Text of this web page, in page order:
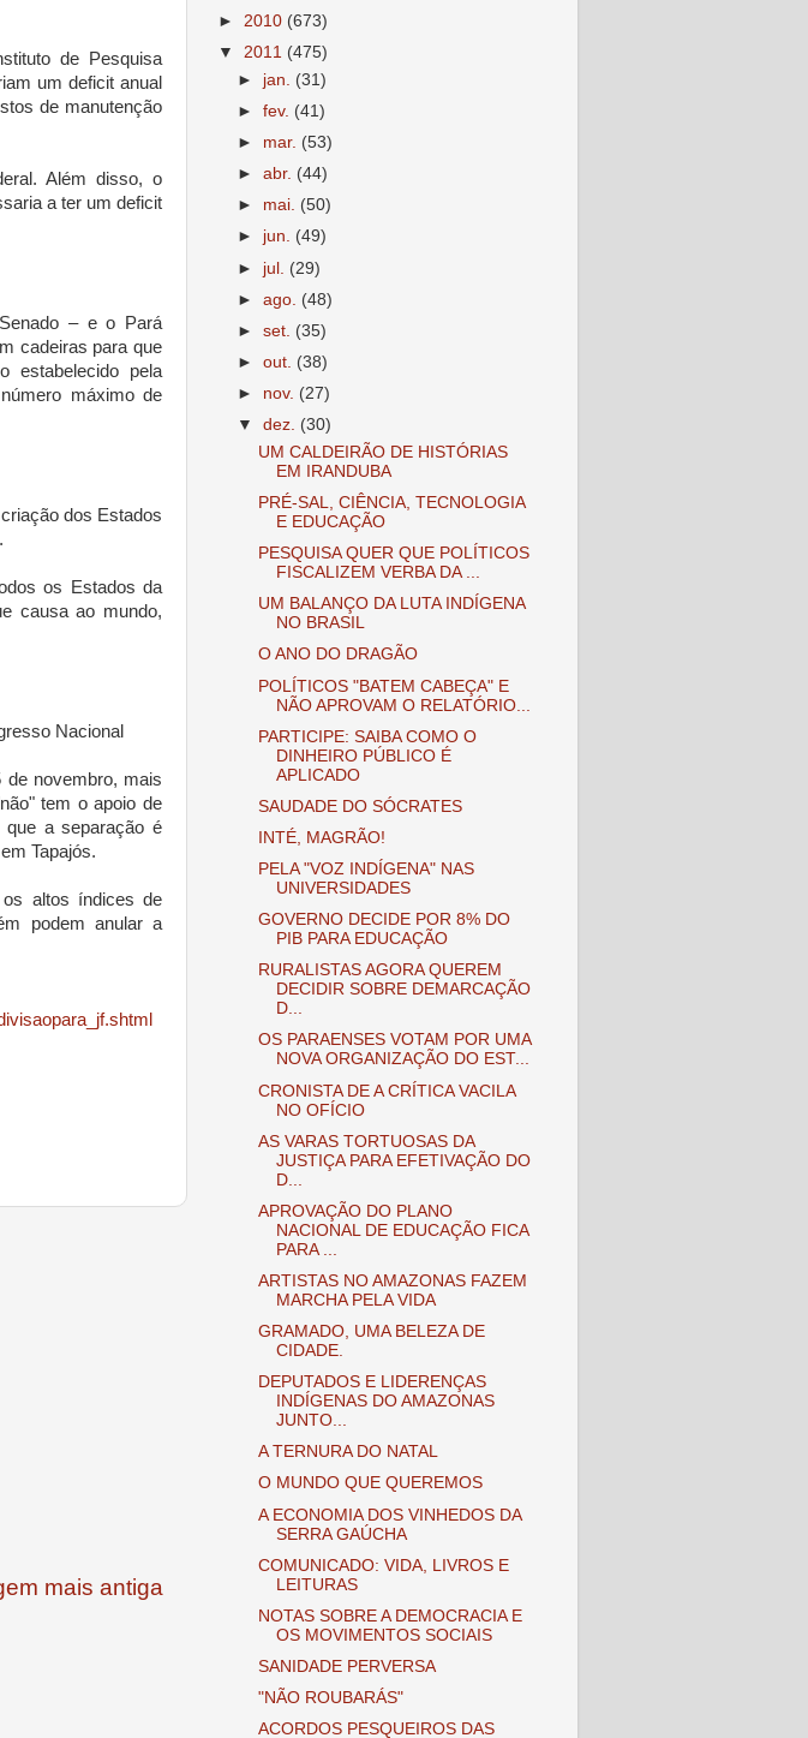
de Pesquisa
um deficit anual
de manutenção
Além disso, o
a ter um deficit
– e o Pará
cadeiras para que
estabelecido pela
máximo de
dos Estados
os Estados da
causa ao mundo,
Nacional
de novembro, mais
tem o apoio de
a separação é
Tapajós.
os altos índices de
podem anular a
mais antiga
► 2010 (673)
▼ 2011 (475)
► jan. (31)
►fev. (41)
► mar. (53)
►abr. (44)
► mai. (50)
► jun. (49)
► jul. (29)
►ago. (48)
►set. (35)
►out. (38)
► nov. (27)
▼dez. (30)
UM CALDEIRÃO DE HISTÓRIAS
EM IRANDUBA
PRÉ-SAL, CIÊNCIA, TECNOLOGIA
E EDUCAÇÃO
PESQUISA QUER QUE POLÍTICOS
FISCALIZEM VERBA DA ...
UM BALANÇO DA LUTA INDÍGENA
NO BRASIL
O ANO DO DRAGÃO
POLÍTICOS "BATEM CABEÇA" E
NÃO APROVAM O RELATÓRIO...
PARTICIPE: SAIBA COMO O
DINHEIRO PÚBLICO É
APLICADO
SAUDADE DO SÓCRATES
INTÉ, MAGRÃO!
PELA "VOZ INDÍGENA" NAS
UNIVERSIDADES
GOVERNO DECIDE POR 8% DO
PIB PARA EDUCAÇÃO
RURALISTAS AGORA QUEREM
DECIDIR SOBRE DEMARCAÇÃO
D...
OS PARAENSES VOTAM POR UMA
NOVA ORGANIZAÇÃO DO EST...
CRONISTA DE A CRÍTICA VACILA
NO OFÍCIO
AS VARAS TORTUOSAS DA
JUSTIÇA PARA EFETIVAÇÃO DO
D...
APROVAÇÃO DO PLANO
NACIONAL DE EDUCAÇÃO FICA
PARA ...
ARTISTAS NO AMAZONAS FAZEM
MARCHA PELA VIDA
GRAMADO, UMA BELEZA DE
CIDADE.
DEPUTADOS E LIDERENÇAS
INDÍGENAS DO AMAZONAS
JUNTO...
A TERNURA DO NATAL
O MUNDO QUE QUEREMOS
A ECONOMIA DOS VINHEDOS DA
SERRA GAÚCHA
COMUNICADO: VIDA, LIVROS E
LEITURAS
NOTAS SOBRE A DEMOCRACIA E
OS MOVIMENTOS SOCIAIS
SANIDADE PERVERSA
"NÃO ROUBARÁS"
ACORDOS PESQUEIROS DAS